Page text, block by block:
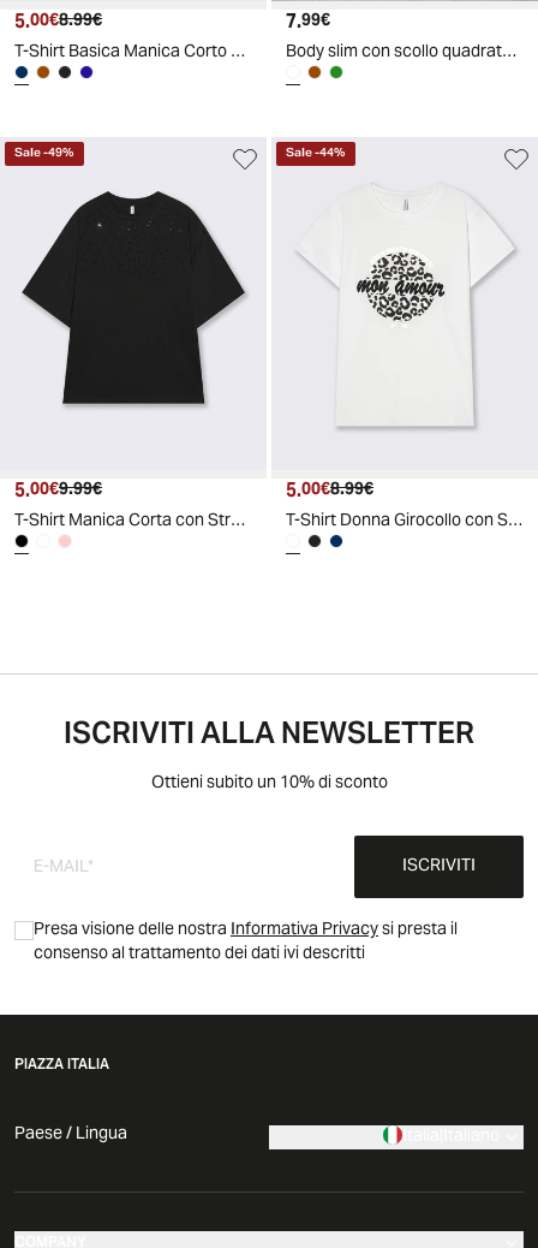
Prezzo attuale
5.00€ Prezzo originale
8.99€
T-Shirt Basica Manica Corto con Spacchetti - Blu
Prezzo attuale
7.99€
Body slim con scollo quadrato elegante - Bianco latte
Sale-49%
Prezzo attuale
5.00€ Prezzo originale
9.99€
T-Shirt Manica Corta con Strass - Nero
Sale-44%
Prezzo attuale
5.00€ Prezzo originale
8.99€
T-Shirt Donna Girocollo con Stampa Regular
ISCRIVITI ALLA NEWSLETTER
Ottieni subito un 10% di sconto
ISCRIVITI
Presa visione delle nostraInformativa Privacysi presta il
consenso al trattamento dei dati ivi descritti
PIAZZA ITALIA
Paese / Lingua Italia|Italiano